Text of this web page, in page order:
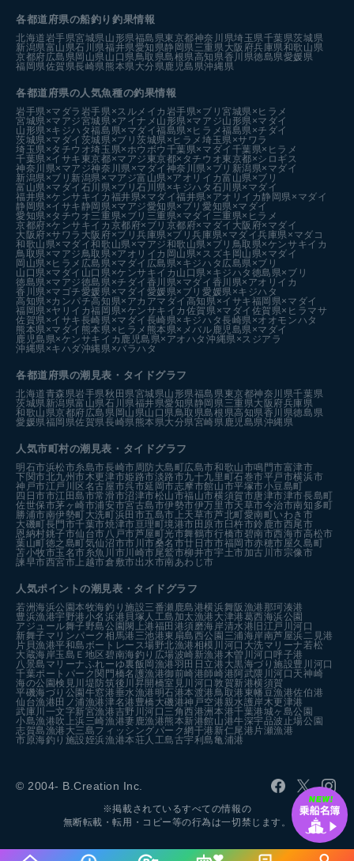
各都道府県の船釣り釣果情報
北海道岩手県宮城県山形県福島県東京都神奈川県埼玉県千葉県茨城県
新潟県富山県石川県福井県愛知県静岡県三重県大阪府兵庫県和歌山県
京都府広島県岡山県山口県鳥取県島根県高知県香川県徳島県愛媛県
福岡県佐賀県長崎県熊本県大分県鹿児島県沖縄県
各都道府県の人気魚種の釣果情報
岩手県×マダラ 岩手県×スルメイカ 岩手県×ブリ宮城県×ヒラメ
宮城県×マアジ宮城県×アイナメ 山形県×マアジ山形県×マダイ
山形県×キジハタ福島県×マダイ福島県×ヒラメ福島県×チダイ
茨城県×マダイ 茨城県×ブリ茨城県×ヒラメ埼玉県×サワラ
埼玉県×タチウオ埼玉県×ホウボウ 千葉県×マダイ 千葉県×ヒラメ
千葉県×イサキ 東京都×マアジ 東京都×タチウオ東京都×シロギス
神奈川県×マアジ神奈川県×マダイ 神奈川県×ブリ 新潟県×マダイ
新潟県×ブリ 新潟県×マアジ富山県×アオリイカ富山県×ブリ
富山県×マダイ 石川県×ブリ石川県×キジハタ 石川県×マダイ
福井県×ケンサキイカ 福井県×マダイ福井県×アオリイカ 静岡県×マダイ
静岡県×イサキ 静岡県×マアジ愛知県×ブリ愛知県×マダイ
愛知県×タチウオ三重県×ブリ 三重県×マダイ 三重県×ヒラメ
京都府×ケンサキイカ 京都府×ブリ 京都府×マダイ 大阪府×マダイ
大阪府×サワラ 大阪府×ブリ兵庫県×ブリ兵庫県×マダイ兵庫県×マダコ
和歌山県×マダイ和歌山県×マアジ和歌山県×ブリ 鳥取県×ケンサキイカ
鳥取県×マアジ鳥取県×アオリイカ 岡山県×スズキ 岡山県×マダイ
岡山県×ヒラメ 広島県×マダイ 広島県×キジハタ 広島県×ブリ
山口県×マダイ 山口県×ケンサキイカ 山口県×キジハタ 徳島県×ブリ
徳島県×マアジ徳島県×チダイ 香川県×マダイ 香川県×アオリイカ
香川県×マゴチ愛媛県×マダイ 愛媛県×ブリ愛媛県×キジハタ
高知県×カンパチ高知県×アカアマダイ 高知県×イサキ福岡県×マダイ
福岡県×ヤリイカ福岡県×ケンサキイカ 佐賀県×マダイ 佐賀県×ヒラマサ
佐賀県×イサキ長崎県×マダイ 長崎県×キジハタ長崎県×オオモンハタ
熊本県×マダイ 熊本県×ヒラメ 熊本県×メバル鹿児島県×マダイ
鹿児島県×ケンサキイカ 鹿児島県×アオハタ沖縄県×スジアラ
沖縄県×キハダ沖縄県×バラハタ
各都道府県の潮見表 ・タイドグラフ
北海道青森県岩手県秋田県宮城県山形県福島県東京都神奈川県千葉県
茨城県新潟県富山県石川県福井県愛知県静岡県三重県大阪府兵庫県
和歌山県京都府広島県 岡山県山口県鳥取県島根県高知県香川県徳島県
愛媛県福岡県佐賀県長崎県熊本県大分県宮崎県鹿児島県沖縄県
人気市町村の潮見表・タイドグラフ
明石市浜松市糸島市長崎市周防大島町広島市和歌山市鳴門市富津市
下関市北九州市木更津市姫路市淡路市九十九里町石巻市平戸市横浜市
神戸市江戸川区 名古屋市呉市延岡市志摩市館山市平塚市小豆島町
四日市市江田島市常滑市沼津市松山市福山市横須賀市唐津市津市長島町
佐世保市茅ヶ崎市浦安市宮古島市伊勢市伊万里市天草市今治市南知多町
勝浦市南伊勢町大洗町浜田市五島市 上天草市芦北町愛南町いわき市
大磯町長門市千葉市焼津市亘理町境港市 田原市 臼杵市鈴鹿市西尾市
恩納村銚子市仙台市八戸市芦屋町光市舞鶴市行橋市碧南市西海市高松市
葉山町徳之島町気仙沼市市川市桑名市廿日市市福岡市赤穂市屋久島町
苫小牧市玉名市糸魚川市川崎市尾鷲市柳井市宇土市加古川市宗像市
諫早市西宮市 上越市倉敷市出水市南あわじ市
人気ポイントの潮見表・タイドグラフ
若洲海浜公園本牧海釣り施設三番瀬 鹿島港横浜舞阪漁港 那珂湊港
豊浜漁港宇野港小名浜港 貝塚人工島 加太漁港 大津港葛西海浜公園
アジュール舞子野島公園 閖上港福田港須磨海岸清水港 旧江戸川河口
新舞子マリンパーク 相馬港 三池港東扇島西公園 三浦海岸南芦屋浜二見港
片貝漁港平和島ボートレース場野北漁港相模川河口 大洗マリーナ若松
大蔵海岸玉島Ｅ地区 碧南海釣り広場波崎新漁港木曽川河口 呼子港
八景島マリーナふれーゆ裏飯岡漁港羽田 日立港 大黒海づり施設豊川河口
千葉ポートパーク 関門橋名護漁港御前崎港師崎港 阿武隈川河口 天神崎
海の公園検見川堤防筑後川昇開橋室見川河口敦賀新港横須賀
平磯海づり公園 牛窓港垂水漁港 明石港本渡港鳥取港 東幡豆漁港佐伯港
仙台漁港 田ノ浦漁港津名港 豊橋 大磯港神戸空港親水護岸木更津港
武庫川一文字新宮漁港吉野川河口 三角西港洲本港千葉港城ヶ島公園
小島漁港吹上浜三崎漁港妻鹿漁港熊本新港館山港牛深宇品波止場公園
志賀島漁港 大三島フィッシングパーク網干港 新仁尾港 片瀬漁港
市原海釣り施設姪浜漁港本荘人工島古宇利島亀浦港
© 2004- B.Creation Inc.
※掲載されているすべての情報の
無断転載・転用・コピー等の行為は一切禁じます。